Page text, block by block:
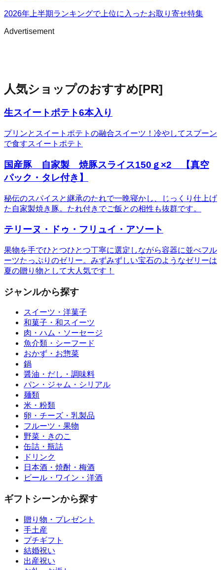
2026年上半期ランキングで上位に入ったお取り寄せ特集
Advertisement
人気ショップのおすすめ[PR]
生スイートポテト6本入り
プリンとスイートポテトの融合スイーツ！冷やしてスプーン
で食すスイートポテト
国産豚 自家製 焼豚スライス150ｇ×2 【真空
パック・タレ付き】
秘伝のスパイスと継承のたれで一晩寝かし、じっくり仕上げ
た自家製焼き豚。たれ付きでご飯との相性も抜群です。
テリーヌ・ドゥ・フリュイ・アソート
果物を手でひとつひとつ丁寧に選定しながら容器に並べフル
ーツたっぷりのゼリー。みずみずしい宝石のようなゼリーは
夏の贈り物として大人気です！
ジャンルから探す
スイーツ・洋菓子
和菓子・和スイーツ
肉・ハム・ソーセージ
魚介類・シーフード
おかず・お惣菜
鍋
醤油・だし・調味料
パン・ジャム・シリアル
麺類
米・粉類
卵・チーズ・乳製品
フルーツ・果物
野菜・きのこ
缶詰・瓶詰
ドリンク
日本酒・焼酎・梅酒
ビール・ワイン・洋酒
ギフトシーンから探す
贈り物・プレゼント
手土産
プチギフト
結婚祝い
出産祝い